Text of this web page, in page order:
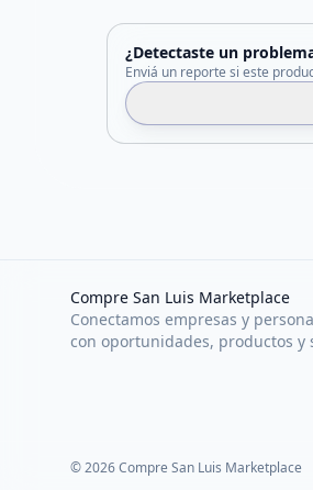
¿Detectaste un
Enviá un reporte si este
Compre San Luis Marketplace
Conectamos empresas y
con oportunidades, productos y
©2026Compre San Luis Marketplace